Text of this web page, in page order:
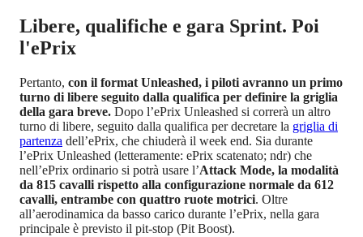
Libere, qualifiche e gara Sprint. Poi
l'ePrix
Pertanto, con il format Unleashed, i piloti avranno un primo
turno di libere seguito dalla qualifica per definire la griglia
della gara breve. Dopo l’ePrix Unleashed si correrà un altro
turno di libere, seguito dalla qualifica per decretare la griglia di
partenza dell’ePrix, che chiuderà il week end. Sia durante
l’ePrix Unleashed (letteramente: ePrix scatenato; ndr) che
nell’ePrix ordinario si potrà usare l’Attack Mode, la modalità
da 815 cavalli rispetto alla configurazione normale da 612
cavalli, entrambe con quattro ruote motrici. Oltre
all’aerodinamica da basso carico durante l’ePrix, nella gara
principale è previsto il pit-stop (Pit Boost).